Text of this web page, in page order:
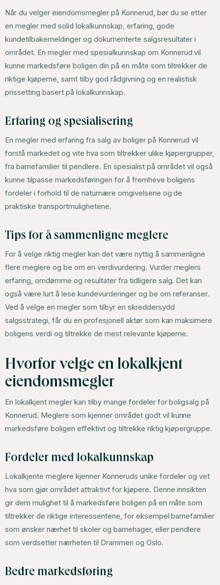
Når du velger eiendomsmegler på Konnerud, bør du se etter
en megler med solid lokalkunnskap, erfaring, gode
kundetilbakemeldinger og dokumenterte salgsresultater i
området. En megler med spesialkunnskap om Konnerud vil
kunne markedsføre boligen din på en måte som tiltrekker de
riktige kjøperne, samt tilby god rådgivning og en realistisk
prissetting basert på lokalkunnskap.
Erfaring og spesialisering
En megler med erfaring fra salg av boliger på Konnerud vil
forstå markedet og vite hva som tiltrekker ulike kjøpergrupper,
fra barnefamilier til pendlere. En spesialist på området vil også
kunne tilpasse markedsføringen for å fremheve boligens
fordeler i forhold til de naturnære omgivelsene og de
praktiske transportmulighetene.
Tips for å sammenligne meglere
For å velge riktig megler kan det være nyttig å sammenligne
flere meglere og be om en verdivurdering. Vurder meglers
erfaring, omdømme og resultater fra tidligere salg. Det kan
også være lurt å lese kundevurderinger og be om referanser.
Ved å velge en megler som tilbyr en skreddersydd
salgsstrategi, får du en profesjonell aktør som kan maksimere
boligens verdi og tiltrekke de mest relevante kjøperne.
Hvorfor velge en lokalkjent
eiendomsmegler
En lokalkjent megler kan tilby mange fordeler for boligsalg på
Konnerud. Meglere som kjenner området godt vil kunne
markedsføre boligen effektivt og tiltrekke riktig kjøpergruppe.
Fordeler med lokalkunnskap
Lokalkjente meglere kjenner Konneruds unike fordeler og vet
hva som gjør området attraktivt for kjøpere. Denne innsikten
gir dem mulighet til å markedsføre boligen på en måte som
tiltrekker de riktige interessentene, for eksempel barnefamilier
som ønsker nærhet til skoler og barnehager, eller pendlere
som verdsetter nærheten til Drammen og Oslo.
Bedre markedsføring